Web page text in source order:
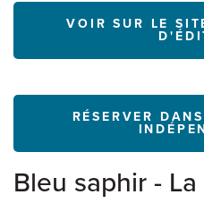
VOIR SUR LE
RÉSERVER
Bleu saphir -